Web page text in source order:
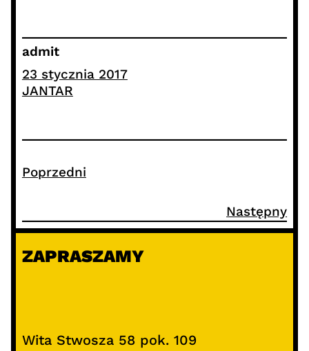
admit
23 stycznia 2017
JANTAR
Poprzedni
Następny
ZAPRASZAMY
Wita Stwosza 58 pok. 109